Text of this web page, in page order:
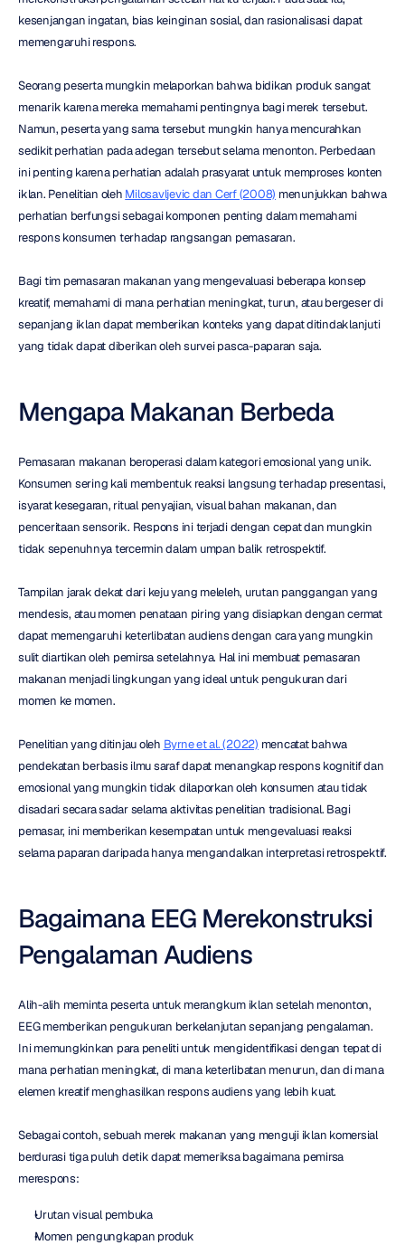
kesenjangan ingatan, bias keinginan sosial, dan rasionalisasi dapat
memengaruhi respons.
Seorang peserta mungkin melaporkan bahwa bidikan produk sangat
menarik karena mereka memahami pentingnya bagi merek tersebut.
Namun, peserta yang sama tersebut mungkin hanya mencurahkan
sedikit perhatian pada adegan tersebut selama menonton. Perbedaan
ini penting karena perhatian adalah prasyarat untuk memproses konten
iklan. Penelitian oleh Milosavljevic dan Cerf (2008) menunjukkan bahwa
perhatian berfungsi sebagai komponen penting dalam memahami
respons konsumen terhadap rangsangan pemasaran.
Bagi tim pemasaran makanan yang mengevaluasi beberapa konsep
kreatif, memahami di mana perhatian meningkat, turun, atau bergeser di
sepanjang iklan dapat memberikan konteks yang dapat ditindaklanjuti
yang tidak dapat diberikan oleh survei pasca-paparan saja.
Mengapa Makanan Berbeda
Pemasaran makanan beroperasi dalam kategori emosional yang unik.
Konsumen sering kali membentuk reaksi langsung terhadap presentasi,
isyarat kesegaran, ritual penyajian, visual bahan makanan, dan
penceritaan sensorik. Respons ini terjadi dengan cepat dan mungkin
tidak sepenuhnya tercermin dalam umpan balik retrospektif.
Tampilan jarak dekat dari keju yang meleleh, urutan panggangan yang
mendesis, atau momen penataan piring yang disiapkan dengan cermat
dapat memengaruhi keterlibatan audiens dengan cara yang mungkin
sulit diartikan oleh pemirsa setelahnya. Hal ini membuat pemasaran
makanan menjadi lingkungan yang ideal untuk pengukuran dari
momen ke momen.
Penelitian yang ditinjau oleh Byrne et al. (2022) mencatat bahwa
pendekatan berbasis ilmu saraf dapat menangkap respons kognitif dan
emosional yang mungkin tidak dilaporkan oleh konsumen atau tidak
disadari secara sadar selama aktivitas penelitian tradisional. Bagi
pemasar, ini memberikan kesempatan untuk mengevaluasi reaksi
selama paparan daripada hanya mengandalkan interpretasi retrospektif.
Bagaimana EEG Merekonstruksi
Pengalaman Audiens
Alih-alih meminta peserta untuk merangkum iklan setelah menonton,
EEG memberikan pengukuran berkelanjutan sepanjang pengalaman.
Ini memungkinkan para peneliti untuk mengidentifikasi dengan tepat di
mana perhatian meningkat, di mana keterlibatan menurun, dan di mana
elemen kreatif menghasilkan respons audiens yang lebih kuat.
Sebagai contoh, sebuah merek makanan yang menguji iklan komersial
berdurasi tiga puluh detik dapat memeriksa bagaimana pemirsa
merespons:
Urutan visual pembuka
Momen pengungkapan produk